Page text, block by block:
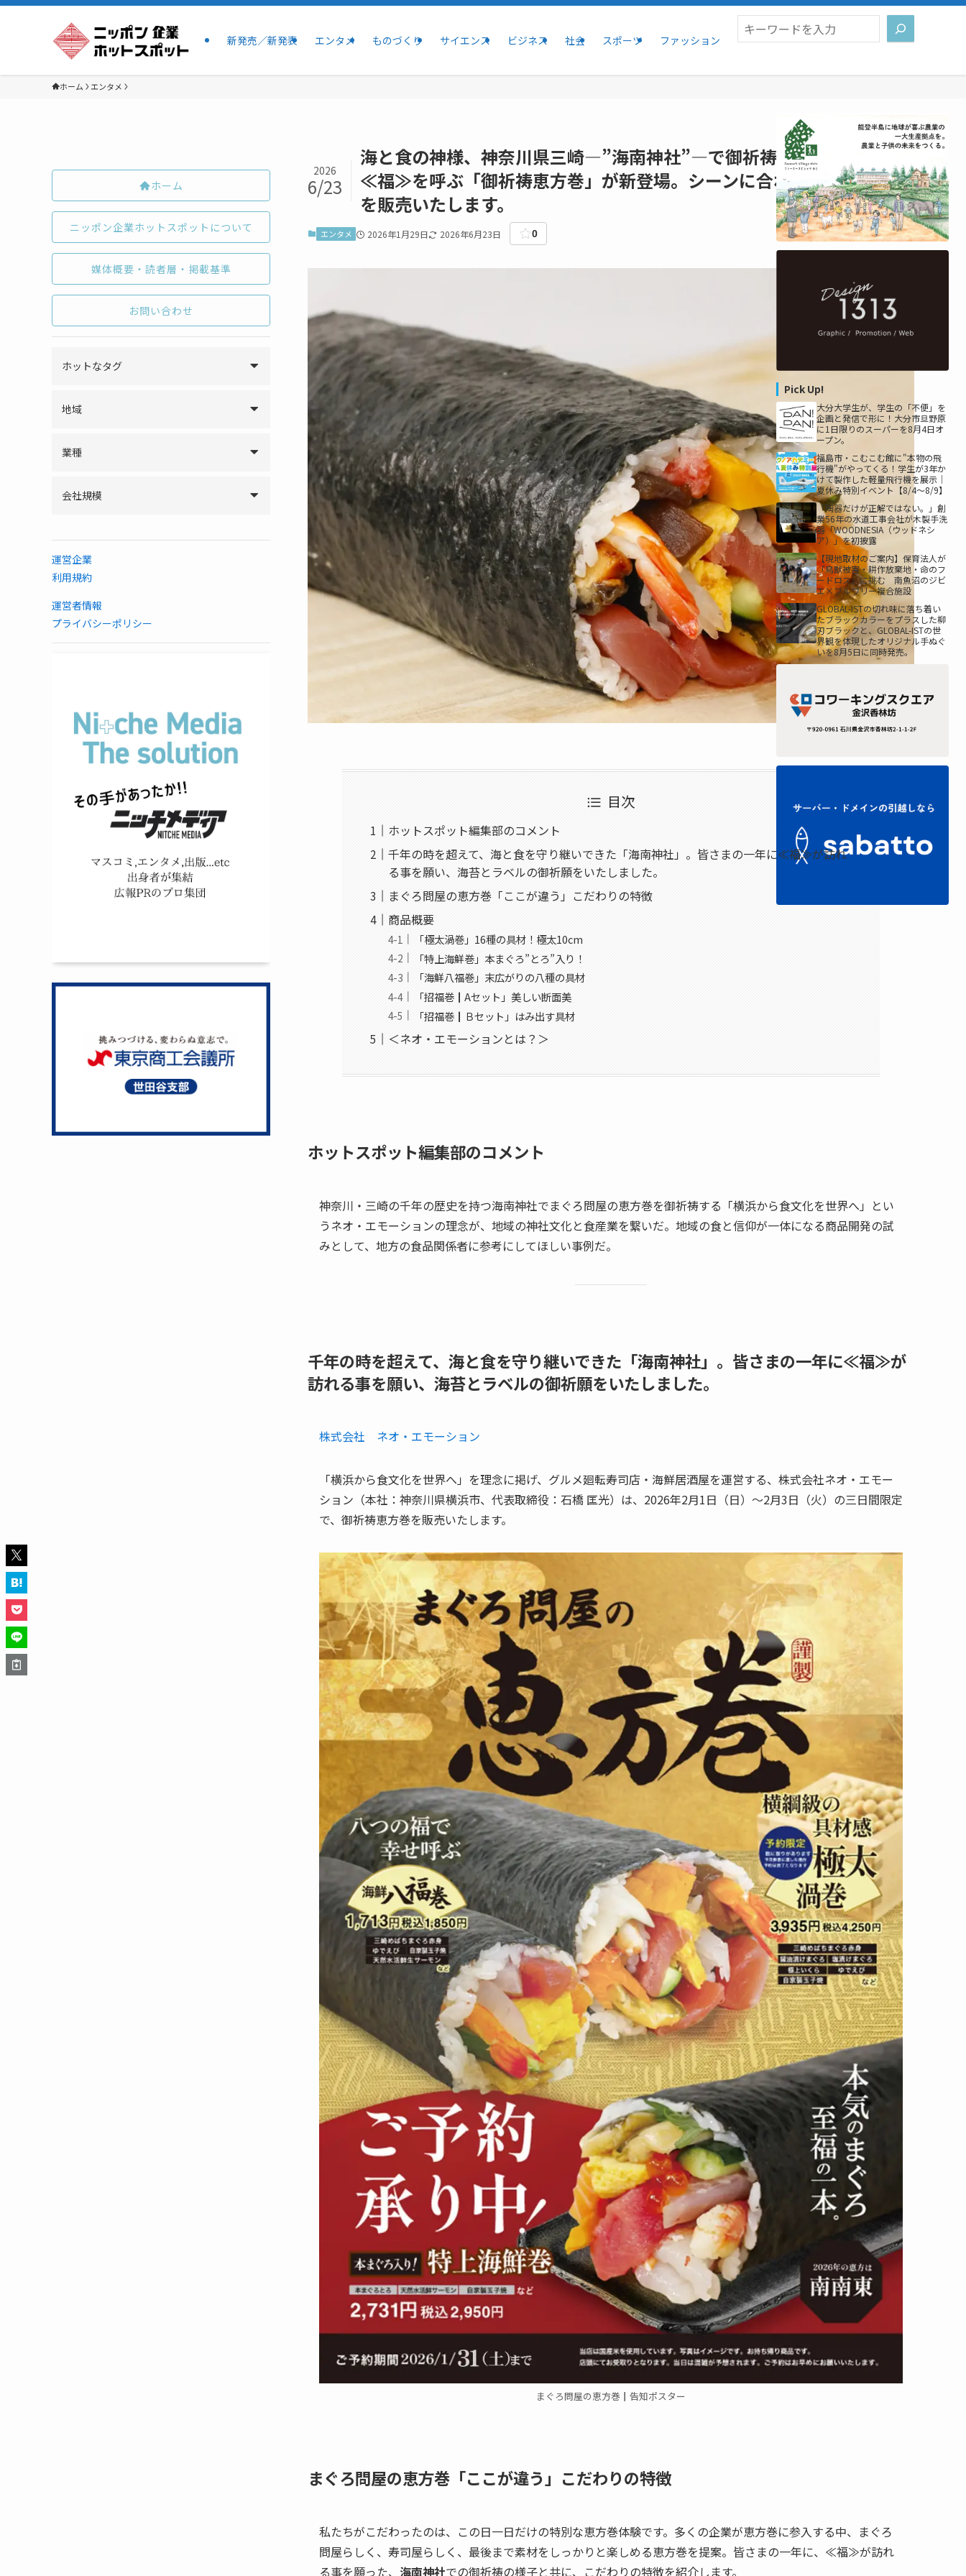
新発売／新発表 エンタメ ものづくり サイエンス ビジネス 社会 スポーツ ファッション
検索
ホーム エンタメ
Pick Up!
大分大学生が、学生の「不便」を
企画と発信で形に！大分市旦野原
に1日限りのスーパーを8月4日オ
ープン。
福島市・こむこむ館に"本物の飛
行機"がやってくる！学生が3年か
けて製作した軽量飛行機を展示｜
夏休み特別イベント【8/4〜8/9】
「陶器だけが正解ではない。」創
業56年の水道工事会社が木製手洗
器「WOODNESIA（ウッドネシ
ア）」を初披露
【現地取材のご案内】保育法人が
「鳥獣被害・耕作放棄地・命のフ
ードロス」に挑む 南魚沼のジビ
エ×ブルワリー複合施設
GLOBAL-ISTの切れ味に落ち着い
たブラックカラーをプラスした柳
刃ブラックと、GLOBAL-ISTの世
界観を体現したオリジナル手ぬぐ
いを8月5日に同時発売。
海と食の神様、神奈川県三崎―”海南神社”―で御祈祷。まぐろ問屋の
≪福≫を呼ぶ「御祈祷恵方巻」が新登場。シーンに合わせた多彩な種類
を販売いたします。
2026
6/23
エンタメ 2026年1月29日 2026年6月23日 0
目次
ホットスポット編集部のコメント
千年の時を超えて、海と食を守り継いできた「海南神社」。皆さまの一年に≪福≫が訪れ
る事を願い、海苔とラベルの御祈願をいたしました。
まぐろ問屋の恵方巻「ここが違う」こだわりの特徴
商品概要
「極太渦巻」16種の具材！極太10cm
「特上海鮮巻」本まぐろ”とろ”入り！
「海鮮八福巻」末広がりの八種の具材
「招福巻┃Aセット」美しい断面美
「招福巻┃Ｂセット」はみ出す具材
＜ネオ・エモーションとは？＞
ホットスポット編集部のコメント
神奈川・三崎の千年の歴史を持つ海南神社でまぐろ問屋の恵方巻を御祈祷する「横浜から食文化を世界へ」とい
うネオ・エモーションの理念が、地域の神社文化と食産業を繋いだ。地域の食と信仰が一体になる商品開発の試
みとして、地方の食品関係者に参考にしてほしい事例だ。
千年の時を超えて、海と食を守り継いできた「海南神社」。皆さまの一年に≪福≫が
訪れる事を願い、海苔とラベルの御祈願をいたしました。
株式会社 ネオ・エモーション
「横浜から食文化を世界へ」を理念に掲げ、グルメ廻転寿司店・海鮮居酒屋を運営する、株式会社ネオ・エモー
ション（本社：神奈川県横浜市、代表取締役：石橋 匡光）は、2026年2月1日（日）～2月3日（火）の三日間限定
で、御祈祷恵方巻を販売いたします。
まぐろ問屋の恵方巻┃告知ポスター
まぐろ問屋の恵方巻「ここが違う」こだわりの特徴
私たちがこだわったのは、この日一日だけの特別な恵方巻体験です。多くの企業が恵方巻に参入する中、まぐろ
問屋らしく、寿司屋らしく、最後まで素材をしっかりと楽しめる恵方巻を提案。皆さまの一年に、≪福≫が訪れ
る事を願った、 海南神社での御祈祷の様子と共に、こだわりの特徴を紹介します。
ホーム
ニッポン企業ホットスポットについて
媒体概要・読者層・掲載基準
お問い合わせ
ホットなタグ
地域
業種
会社規模
運営企業
利用規約
運営者情報
プライバシーポリシー